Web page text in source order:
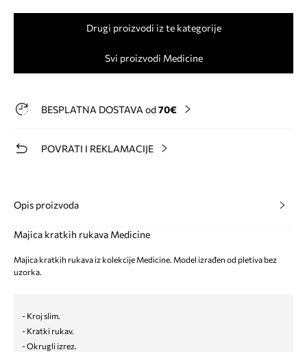
Drugi proizvodi iz te kategorije
Svi proizvodi Medicine
BESPLATNA DOSTAVA od 70€
POVRATI I REKLAMACIJE
Opis proizvoda
Majica kratkih rukava Medicine
Majica kratkih rukava iz kolekcije Medicine. Model izrađen od pletiva bez
uzorka.
- Kroj slim.
- Kratki rukav.
- Okrugli izrez.